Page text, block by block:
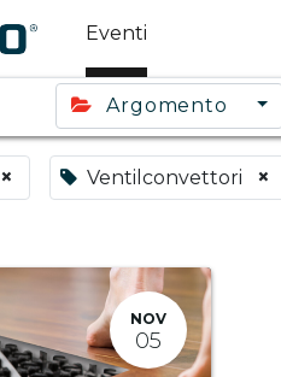
Eventi
Argomento
× Ventilconvettori ×
NOV
05